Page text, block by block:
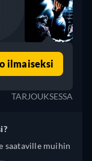
ilmaiseksi
TARJOUKSESSA
saataville muihin